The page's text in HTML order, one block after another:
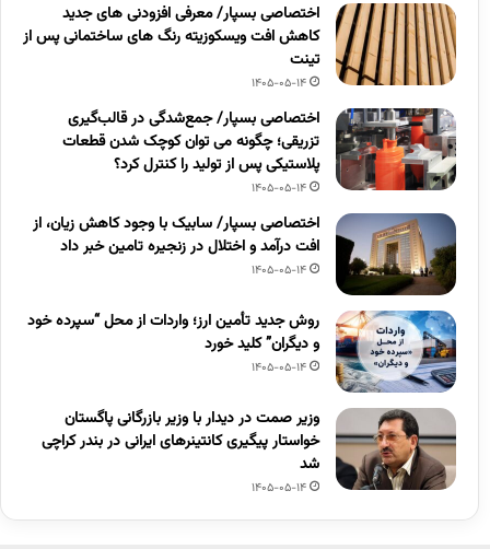
اختصاصی بسپار/ معرفی افزودنی های جدید
کاهش افت ویسکوزیته رنگ های ساختمانی پس از
تینت
1405-05-14
اختصاصی بسپار/ جمع‌شدگی در قالب‌گیری
تزریقی؛ چگونه می توان کوچک شدن قطعات
پلاستیکی پس از تولید را کنترل کرد؟
1405-05-14
اختصاصی بسپار/ سابیک با وجود کاهش زیان، از
افت درآمد و اختلال در زنجیره تامین خبر داد
1405-05-14
روش جدید تأمین ارز؛ واردات از محل “سپرده خود
و دیگران” کلید خورد
1405-05-14
وزیر صمت در دیدار با وزیر بازرگانی پاگستان
خواستار پیگیری کانتینرهای ایرانی در بندر کراچی
شد
1405-05-14